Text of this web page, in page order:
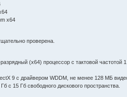
x64
проверена.
(х64) процессор с тактовой частотой 1
9 с драйвером WDDM, не менее 128 МБ
с 15 Гб свободного дискового пространства.